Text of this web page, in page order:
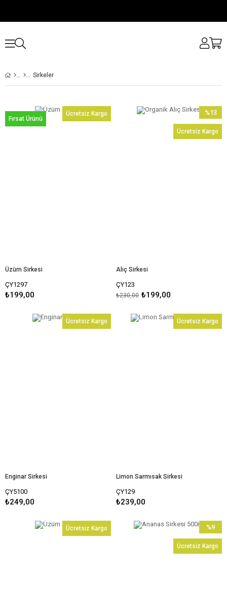
Sirkeler
Üzüm Sirkesi
ÇY1297
₺199,00
Ücretsiz Kargo
Fırsat Ürünü
Alıç Sirkesi
ÇY123
₺199,00
₺230,00
%13
İndirim
Ücretsiz Kargo
Enginar Sirkesi
ÇY5100
₺249,00
Ücretsiz Kargo
Limon Sarmısak Sirkesi
ÇY129
₺239,00
Ücretsiz Kargo
Ücretsiz Kargo
%9
İndirim
Ücretsiz Kargo